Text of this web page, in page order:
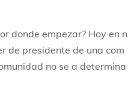
donde empezar? Hoy en n
de presidente de una com
no se a determina